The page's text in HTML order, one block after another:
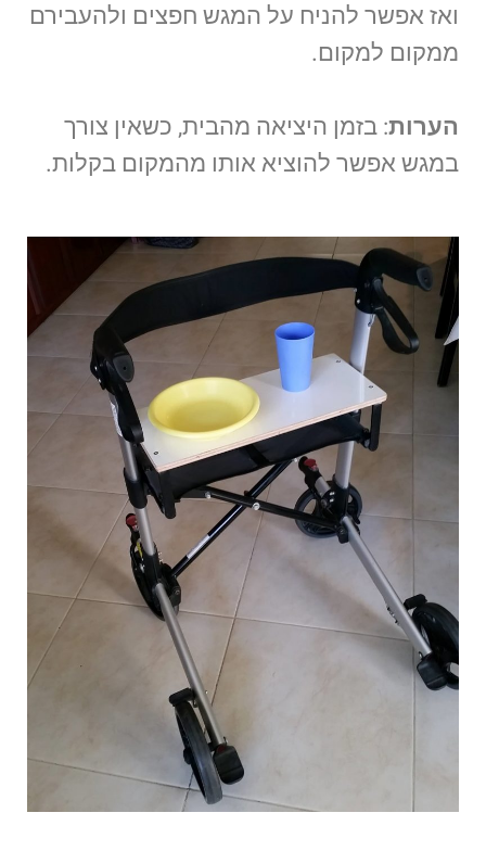
ואז אפשר להניח על המגש חפצים ולהעבירם
ממקום למקום.
הערות: בזמן היציאה מהבית, כשאין צורך
במגש אפשר להוציא אותו מהמקום בקלות.